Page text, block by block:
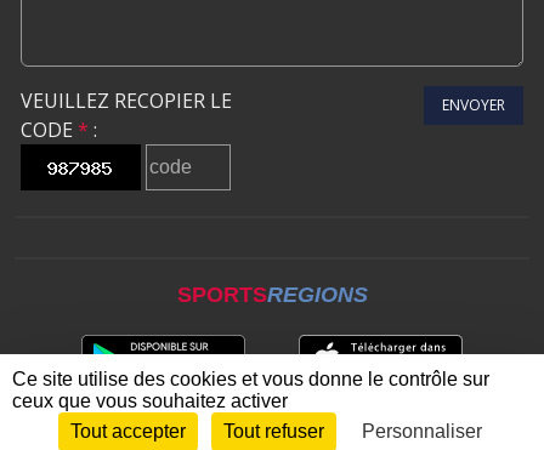
VEUILLEZ RECOPIER LE
CODE * :
ENVOYER
SPORTSREGIONS
Envie de participer ? CONNEXION
Ce site utilise des cookies et vous donne le contrôle sur
ceux que vous souhaitez activer
Tout accepter
Tout refuser Personnaliser